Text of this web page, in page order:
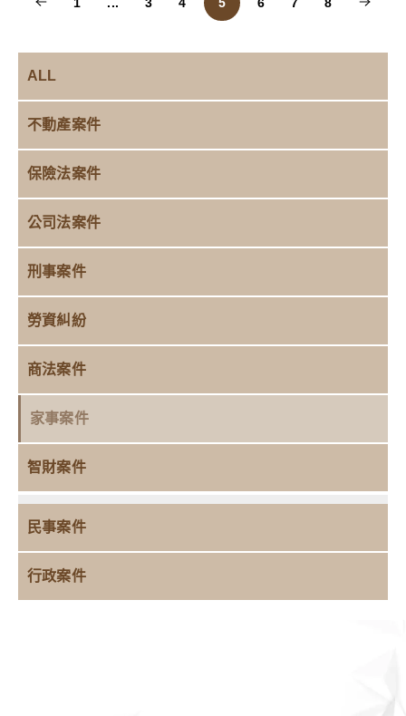
ALL
不動產案件
保險法案件
公司法案件
刑事案件
勞資糾紛
商法案件
家事案件
智財案件
民事案件
行政案件